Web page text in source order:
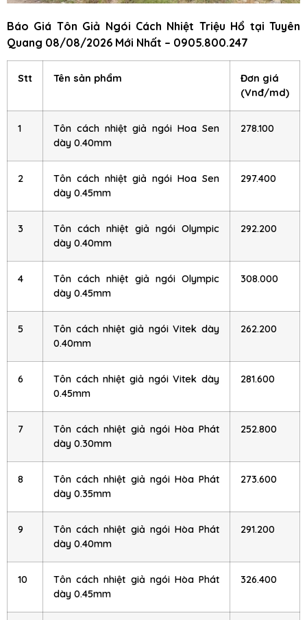
Báo Giá Tôn Giả Ngói Cách Nhiệt Triệu Hổ tại Tuyên
Quang 08/08/2026 Mới Nhất – 0905.800.247
Stt Tên sản phẩm
Đơn giá
(Vnđ/md)
1
Tôn cách nhiệt giả ngói Hoa Sen
dày 0.40mm
278.100
2
Tôn cách nhiệt giả ngói Hoa Sen
dày 0.45mm
297.400
3
Tôn cách nhiệt giả ngói Olympic
dày 0.40mm
292.200
4
Tôn cách nhiệt giả ngói Olympic
dày 0.45mm
308.000
5
Tôn cách nhiệt giả ngói Vitek dày
0.40mm
262.200
6
Tôn cách nhiệt giả ngói Vitek dày
0.45mm
281.600
7
Tôn cách nhiệt giả ngói Hòa Phát
dày 0.30mm
252.800
8
Tôn cách nhiệt giả ngói Hòa Phát
dày 0.35mm
273.600
9
Tôn cách nhiệt giả ngói Hòa Phát
dày 0.40mm
291.200
10
Tôn cách nhiệt giả ngói Hòa Phát
dày 0.45mm
326.400